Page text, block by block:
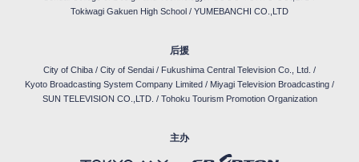
Tokiwagi Gakuen High School / YUMEBANCHI CO.,LTD
后援
City of Chiba / City of Sendai / Fukushima Central Television Co., Ltd. /
Kyoto Broadcasting System Company Limited / Miyagi Television Broadcasting /
SUN TELEVISION CO.,LTD. / Tohoku Tourism Promotion Organization
主办